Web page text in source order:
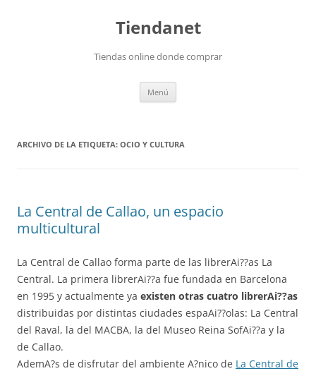
Tiendanet
Tiendas online donde comprar
Menú
ARCHIVO DE LA ETIQUETA: OCIO Y CULTURA
La Central de Callao, un espacio
multicultural
La Central de Callao forma parte de las librerAi??as La
Central. La primera librerAi??a fue fundada en Barcelona
en 1995 y actualmente ya existen otras cuatro librerAi??as
distribuidas por distintas ciudades espaAi??olas: La Central
del Raval, la del MACBA, la del Museo Reina SofAi??a y la
de Callao.
AdemA?s de disfrutar del ambiente A?nico de La Central de